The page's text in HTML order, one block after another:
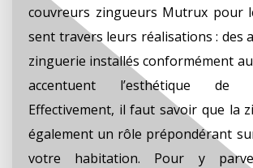
couvreurs zingueurs Mutrux pour
sent travers leurs réalisations : des
zinguerie installés conformément
accentuent l’esthétique de
Effectivement, il faut savoir que la
également un rôle prépondérant
votre habitation. Pour y